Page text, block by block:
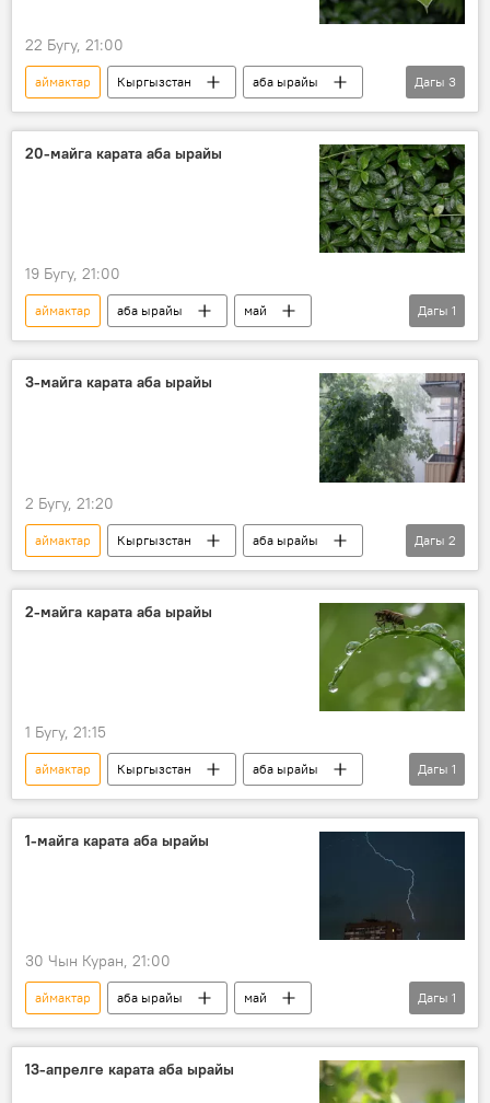
22 Бугу, 21:00
аймактар Кыргызстан
аба ырайы
май
жамгыр шамал
Дагы 3
20-майга карата аба ырайы
19 Бугу, 21:00
аймактар аба ырайы
май
Кыргызстан
Дагы 1
3-майга карата аба ырайы
2 Бугу, 21:20
аймактар Кыргызстан
аба ырайы
май
жамгыр
Дагы 2
2-майга карата аба ырайы
1 Бугу, 21:15
аймактар Кыргызстан
аба ырайы
май
Дагы 1
1-майга карата аба ырайы
30 Чын Куран, 21:00
аймактар аба ырайы
май
Кыргызстан
Дагы 1
13-апрелге карата аба ырайы